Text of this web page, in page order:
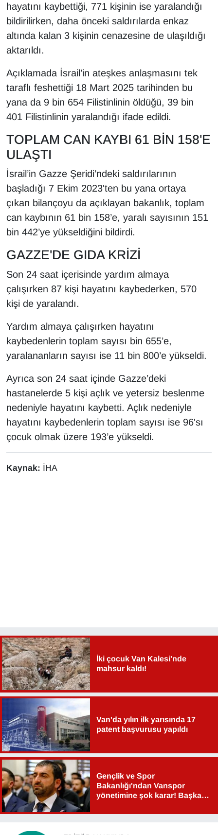
hayatını kaybettiği, 771 kişinin ise yaralandığı
bildirilirken, daha önceki saldırılarda enkaz
altında kalan 3 kişinin cenazesine de ulaşıldığı
aktarıldı.
Açıklamada İsrail’in ateşkes anlaşmasını tek
taraflı feshettiği 18 Mart 2025 tarihinden bu
yana da 9 bin 654 Filistinlinin öldüğü, 39 bin
401 Filistinlinin yaralandığı ifade edildi.
TOPLAM CAN KAYBI 61 BİN 158'E
ULAŞTI
İsrail’in Gazze Şeridi’ndeki saldırılarının
başladığı 7 Ekim 2023'ten bu yana ortaya
çıkan bilançoyu da açıklayan bakanlık, toplam
can kaybının 61 bin 158’e, yaralı sayısının 151
bin 442’ye yükseldiğini bildirdi.
GAZZE'DE GIDA KRİZİ
Son 24 saat içerisinde yardım almaya
çalışırken 87 kişi hayatını kaybederken, 570
kişi de yaralandı.
Yardım almaya çalışırken hayatını
kaybedenlerin toplam sayısı bin 655’e,
yaralananların sayısı ise 11 bin 800’e yükseldi.
Ayrıca son 24 saat içinde Gazze’deki
hastanelerde 5 kişi açlık ve yetersiz beslenme
nedeniyle hayatını kaybetti. Açlık nedeniyle
hayatını kaybedenlerin toplam sayısı ise 96'sı
çocuk olmak üzere 193’e yükseldi.
Kaynak: İHA
İki çocuk Van Kalesi'nde
mahsur kaldı!
Van'da yılın ilk yarısında 17
patent başvurusu yapıldı
Gençlik ve Spor
Bakanlığı'ndan Vanspor
yönetimine şok karar! Başkan
MEDYA
ONE EKONOMİ
POLİTİKA
Resmi İlanlar
RÖPORTAJ
SAĞLIK
Seri İlan
Sinema - TV
SİYASET
SPOR
TEKNOLOJİ
VAN'DA SPOR
YAŞAM
YEREL